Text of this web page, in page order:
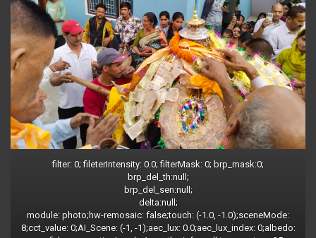
filter: 0; fileterIntensity: 0.0; filterMask: 0; brp_mask:0;
brp_del_th:null;
brp_del_sen:null;
delta:null;
module: photo;hw-remosaic: false;touch: (-1.0, -1.0);sceneMode:
8;cct_value: 0;AI_Scene: (-1, -1);aec_lux: 0.0;aec_lux_index: 0;albedo: